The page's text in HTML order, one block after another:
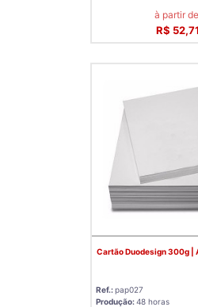
à partir
R$ 52,71
Cartão Duodesign 300g |
Ref.:pap027
Produção:48 horas